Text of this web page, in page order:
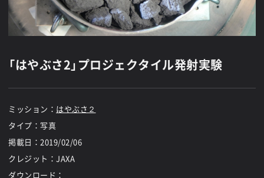
「はやぶさ2」プロジェクタイル発射実験
ミッション： はやぶさ２
タイプ：写真
掲載日： 2019/02/06
クレジット：JAXA
ダウンロード：